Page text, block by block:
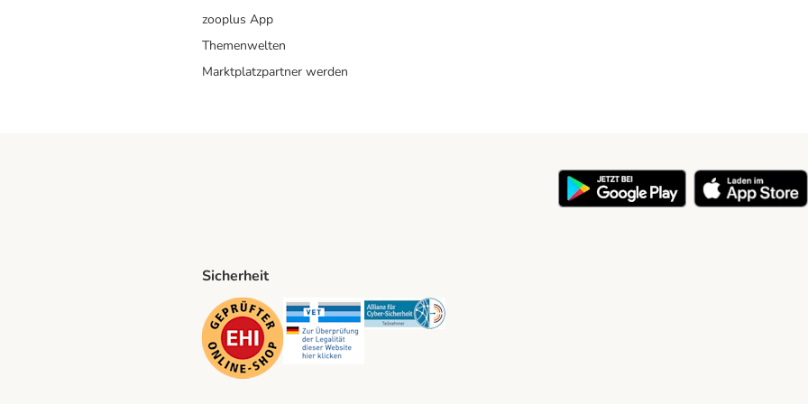
zooplus App
Themenwelten
Marktplatzpartner werden
Method
Sicherheit
Security Security Security